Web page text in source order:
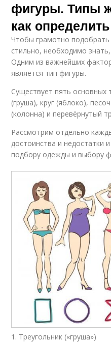
фигуры. Типы
как
Чтобы грамотно подобрать
стильно, необходимо
Одним из важнейших
является тип фигуры.
Существует пять основных
(груша), круг (яблоко),
(колонна) и перевёрнутый
Рассмотрим отдельно
достоинства и недостатки
подбору одежды и выбору
1. Треугольник («груша»)